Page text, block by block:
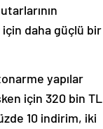
daha güçlü bir
yapılar
için 320 bin TL
10 indirim, iki